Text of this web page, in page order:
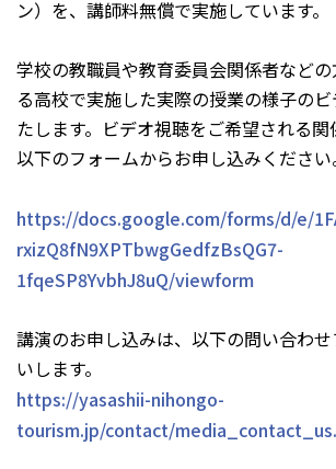
ン）を、講師料無償で実施しています。
学校の教職員や教育委員会関係者など
る高校で実施した実際の授業の様子の
たします。ビデオ視聴をご希望される関
以下のフォームからお申し込みください
https://docs.google.com/forms/d/e/
rxizQ8fN9XPTbwgGedfzBsQG7-
1fqeSP8YvbhJ8uQ/viewform
講演のお申し込みは、以下の問い合わ
いします。
https://yasashii-nihongo-
tourism.jp/contact/